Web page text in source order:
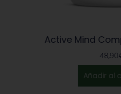
Active Mind
48,90
Añadir al